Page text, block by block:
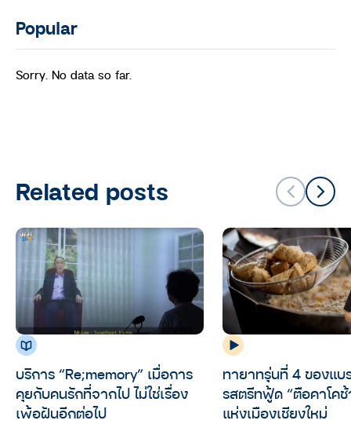
Popular
Sorry. No data so far.
Related posts
บริการ “Re;memory” เมื่อการ
คุยกับคนรักที่จากไป ไม่ใช่เรื่อง
เพ้อฝันอีกต่อไป
ทายาทรุ่นที่ 4 ของแบ
รสตรีทฟู้ด “ตือคาโค
แห่งเมืองเชียงใหม่